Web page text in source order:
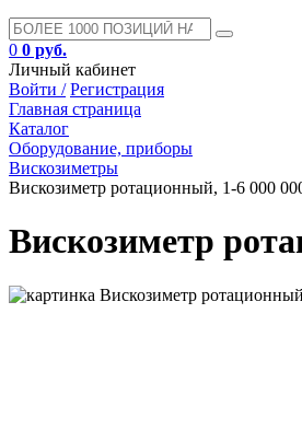
0 0 руб.
Личный кабинет
Войти / Регистрация
Главная страница
Каталог
Оборудование, приборы
Вискозиметры
Вискозиметр ротационный, 1-6 000
Вискозиметр